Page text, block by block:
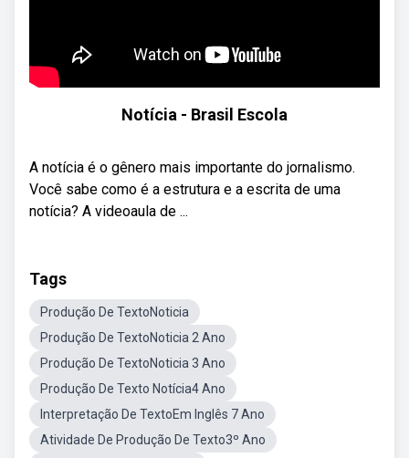
Notícia - Brasil Escola
A notícia é o gênero mais importante do jornalismo.
Você sabe como é a estrutura e a escrita de uma
notícia? A videoaula de ...
Tags
Produção De TextoNoticia
Produção De TextoNoticia 2 Ano
Produção De TextoNoticia 3 Ano
Produção De Texto Notícia4 Ano
Interpretação De TextoEm Inglês 7 Ano
Atividade De Produção De Texto3º Ano